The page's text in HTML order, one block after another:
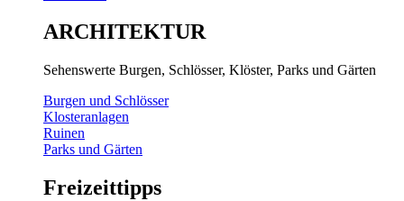
ARCHITEKTUR
Sehenswerte Burgen, Schlösser, Klöster, Parks und Gärten
Burgen und Schlösser
Klosteranlagen
Ruinen
Parks und Gärten
Freizeittipps